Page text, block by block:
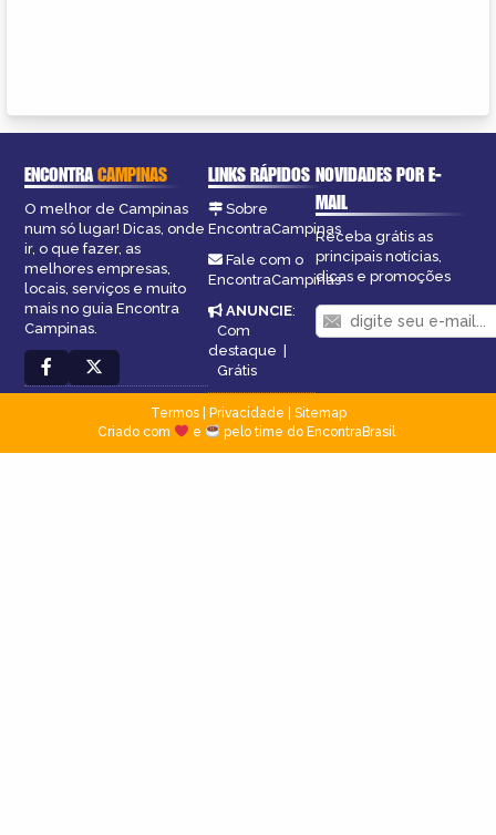
ENCONTRACAMPINAS
O melhor de Campinas
num só lugar! Dicas, onde
ir, o que fazer, as
melhores empresas,
locais, serviços e muito
mais no guia Encontra
Campinas.
LINKS RÁPIDOS
Sobre
EncontraCampinas
Fale com o
EncontraCampinas
ANUNCIE:
Com
destaque
Grátis
NOVIDADES POR E-
MAIL
Receba grátis as
principais notícias,
dicas e promoções
Termos| Privacidade
Sitemap
Criado com
e pelo time do EncontraBrasil